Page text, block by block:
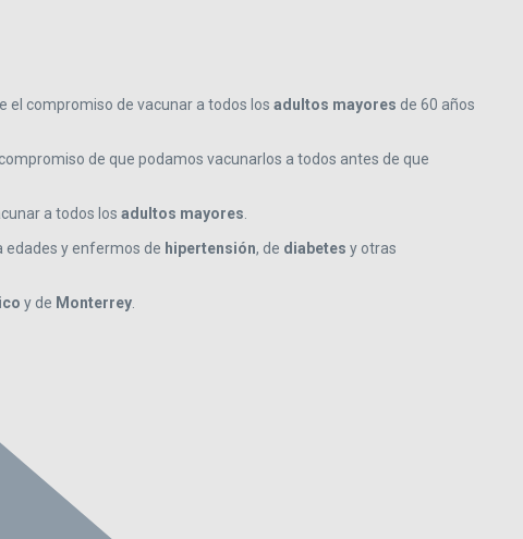
el compromiso de vacunar a todos los adultos mayores de 60 años
de que podamos vacunarlos a todos antes de que
a todos los adultos mayores
edades y enfermos de hipertensión, de diabetes y otras
y de Monterrey